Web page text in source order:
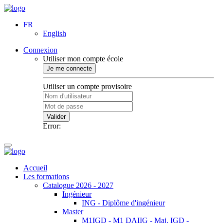
FR
English
Connexion
Utiliser mon compte école
Je me connecte
Utiliser un compte provisoire
Valider
Error:
Accueil
Les formations
Catalogue 2026 - 2027
Ingénieur
ING - Diplôme d'ingénieur
Master
M1IGD - M1 DAIIG - Maj. IGD -